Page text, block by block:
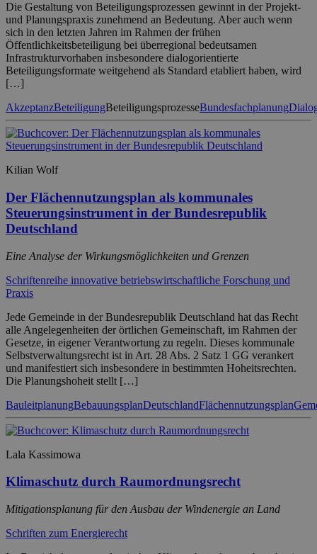
Die Gestaltung von Beteiligungsprozessen gewinnt in der Projekt-
und Planungspraxis zunehmend an Bedeutung. Aber auch wenn
sich in den letzten Jahren im Rahmen der frühen
Öffentlichkeitsbeteiligung bei überregional bedeutsamen
Infrastrukturvorhaben insbesondere dialogorientierte
Beteiligungsformate weitgehend als Standard etabliert haben, wird
[…]
AkzeptanzBeteiligungBeteiligungsprozesseBundesfachplanung
Kilian Wolf
Der Flächennutzungsplan als kommunales
Steuerungsinstrument in der Bundesrepublik
Deutschland
Eine Analyse der Wirkungsmöglichkeiten und Grenzen
Schriftenreihe innovative betriebswirtschaftliche Forschung und
Praxis
Jede Gemeinde in der Bundesrepublik Deutschland hat das Recht
alle Angelegenheiten der örtlichen Gemeinschaft, im Rahmen der
Gesetze, in eigener Verantwortung zu regeln. Dieses kommunale
Selbstverwaltungsrecht ist in Art. 28 Abs. 2 Satz 1 GG verankert
und manifestiert sich insbesondere in bestimmten Hoheitsrechten.
Die Planungshoheit stellt […]
BauleitplanungBebauungsplanDeutschlandFlächennutzungsplan
Lala Kassimowa
Klimaschutz durch Raumordnungsrecht
Mitigationsplanung für den Ausbau der Windenergie an Land
Schriften zum Energierecht